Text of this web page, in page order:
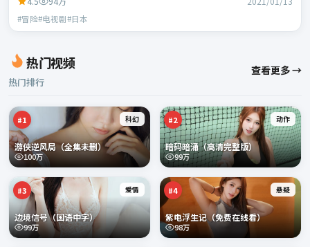
#冒险#电视剧#日本
热门视频
热门排行
查看更多 →
#1 科幻
游侠逆风局（全集未删）
100万
#2 动作
暗码暗涌（高清完整版）
99万
#3 爱情
边境信号（国语中字）
99万
#4 悬疑
紫电浮生记（免费在线看）
98万